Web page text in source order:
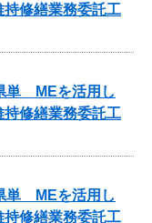
修繕業務委託工
単 MEを活用し
修繕業務委託工
単 MEを活用し
修繕業務委託工